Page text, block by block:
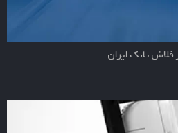
فلاش تانک ایران